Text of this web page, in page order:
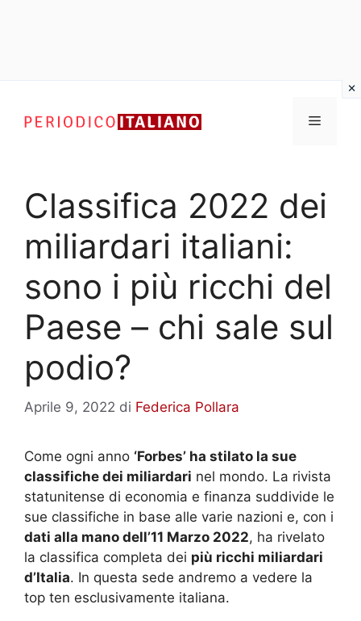
contenuto
Menu
Classifica 2022 dei
miliardari italiani:
sono i più ricchi del
Paese – chi sale sul
podio?
Aprile 9, 2022 di Federica Pollara
Come ogni anno ‘Forbes’ ha stilato la sue
classifiche dei miliardari nel mondo. La rivista
statunitense di economia e finanza suddivide le
sue classifiche in base alle varie nazioni e, con i
dati alla mano dell’11 Marzo 2022, ha rivelato
la classifica completa dei più ricchi miliardari
d’Italia. In questa sede andremo a vedere la
top ten esclusivamente italiana.